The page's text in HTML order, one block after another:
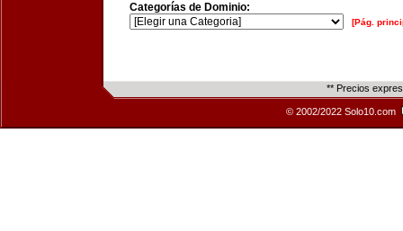
Categorías de Dominio:
[Pág.
** Precios
© 2002/2022 Solo10.com